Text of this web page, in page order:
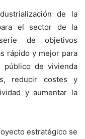
de la
el sector de la
de objetivos
rápido y mejor para
público de vivienda
reducir costes y
y aumentar la
estratégico se